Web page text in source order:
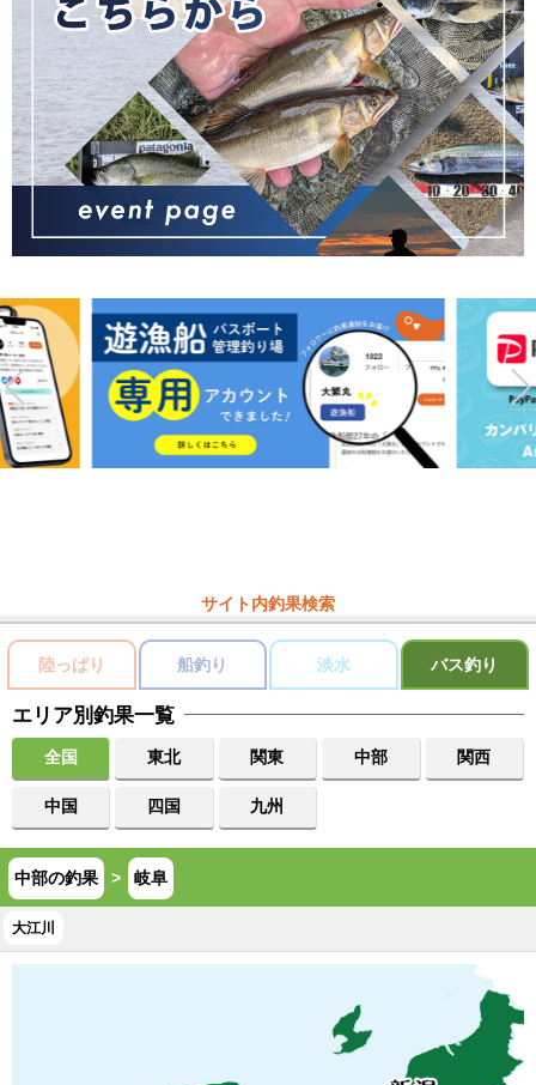
サイト内釣果検索
陸っぱり 船釣り 淡水 バス釣り
エリア別釣果一覧
全国 東北 関東 中部 関西
中国 四国 九州
中部の釣果 > 岐阜
大江川